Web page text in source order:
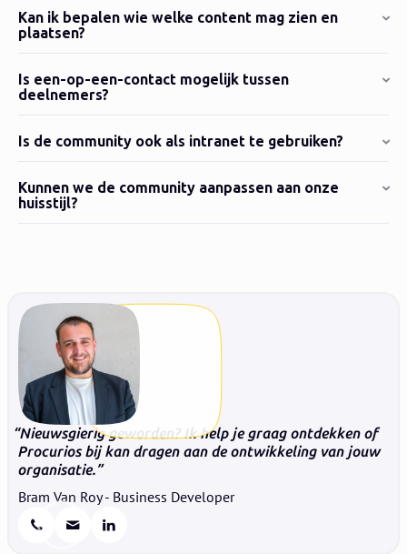
Kan ik bepalen wie welke content mag zien en
plaatsen?
Is een-op-een-contact mogelijk tussen
deelnemers?
Is de community ook als intranet te gebruiken?
Kunnen we de community aanpassen aan onze
huisstijl?
Nieuwsgierig geworden? Ik help je graag ontdekken of
Procurios bij kan dragen aan de ontwikkeling van jouw
organisatie.
Bram Van Roy - Business Developer